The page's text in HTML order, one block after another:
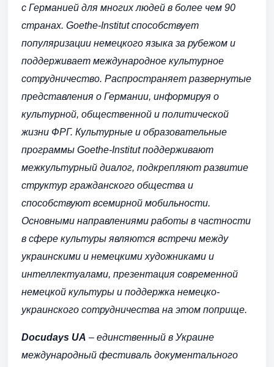
с Германией для многих людей в более чем 90
странах. Goethe-Institut способствует
популяризации немецкого языка за рубежом и
поддерживает международное культурное
сотрудничество. Распространяет развернутые
представления о Германии, информируя о
культурной, общественной и политической
жизни ФРГ. Культурные и образовательные
программы Goethe-Institut поддерживают
межкультурный диалог, подкрепляют развитие
структур гражданского общества и
способствуют всемирной мобильности.
Основными направлениями работы в частности
в сфере культуры являются встречи между
украинскими и немецкими художниками и
интеллектуалами, презентация современной
немецкой культуры и поддержка немецко-
украинского сотрудничества на этом поприще.
Docudays UA – единственный в Украине
международный фестиваль документального